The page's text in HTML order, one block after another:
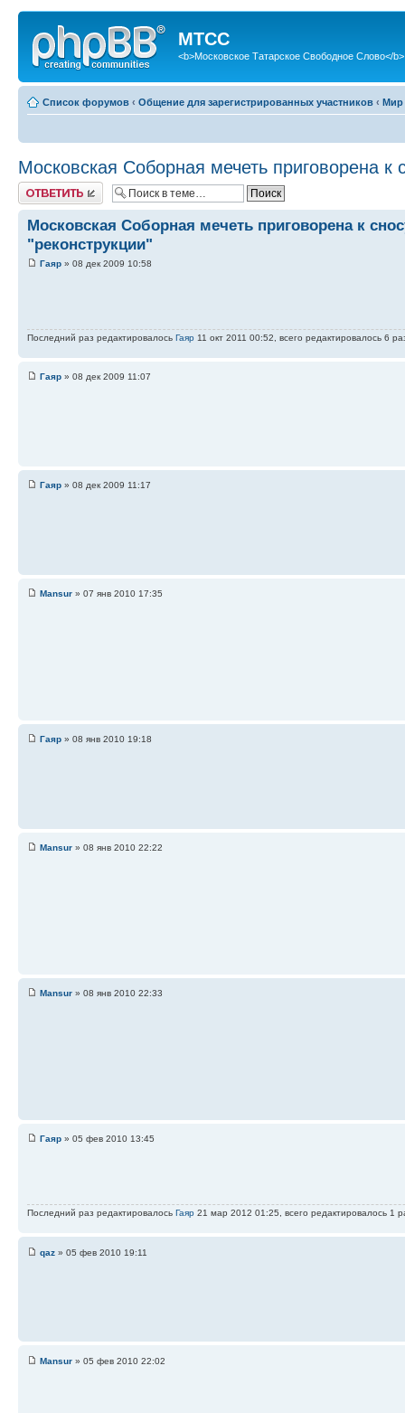
МТСС
<b>Московское Татарское Свободное Слово</b>
Список форумов ‹ Общение для зарегистрированных участников ‹ Мир
Московская Соборная мечеть приговорена к
Ответить
Московская Соборная мечеть приговорена к
"реконструкции"
Гаяр » 08 дек 2009 10:58
Последний раз редактировалось Гаяр 11 окт 2011 00:52, всего редактировалось 6
Гаяр » 08 дек 2009 11:07
Гаяр » 08 дек 2009 11:17
Mansur » 07 янв 2010 17:35
Гаяр » 08 янв 2010 19:18
Mansur » 08 янв 2010 22:22
Mansur » 08 янв 2010 22:33
Гаяр » 05 фев 2010 13:45
Последний раз редактировалось Гаяр 21 мар 2012 01:25, всего редактировалось 1
qaz » 05 фев 2010 19:11
Mansur » 05 фев 2010 22:02